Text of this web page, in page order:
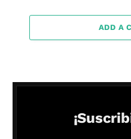
ADD A